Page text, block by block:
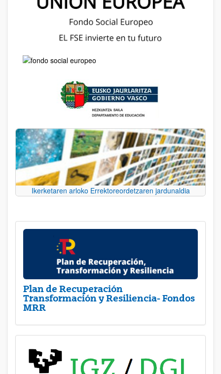
Ikerketaren arloko Errektoreordetzaren jardunaldia
Plan de Recuperación
Transformación y Resiliencia- Fondos
MRR